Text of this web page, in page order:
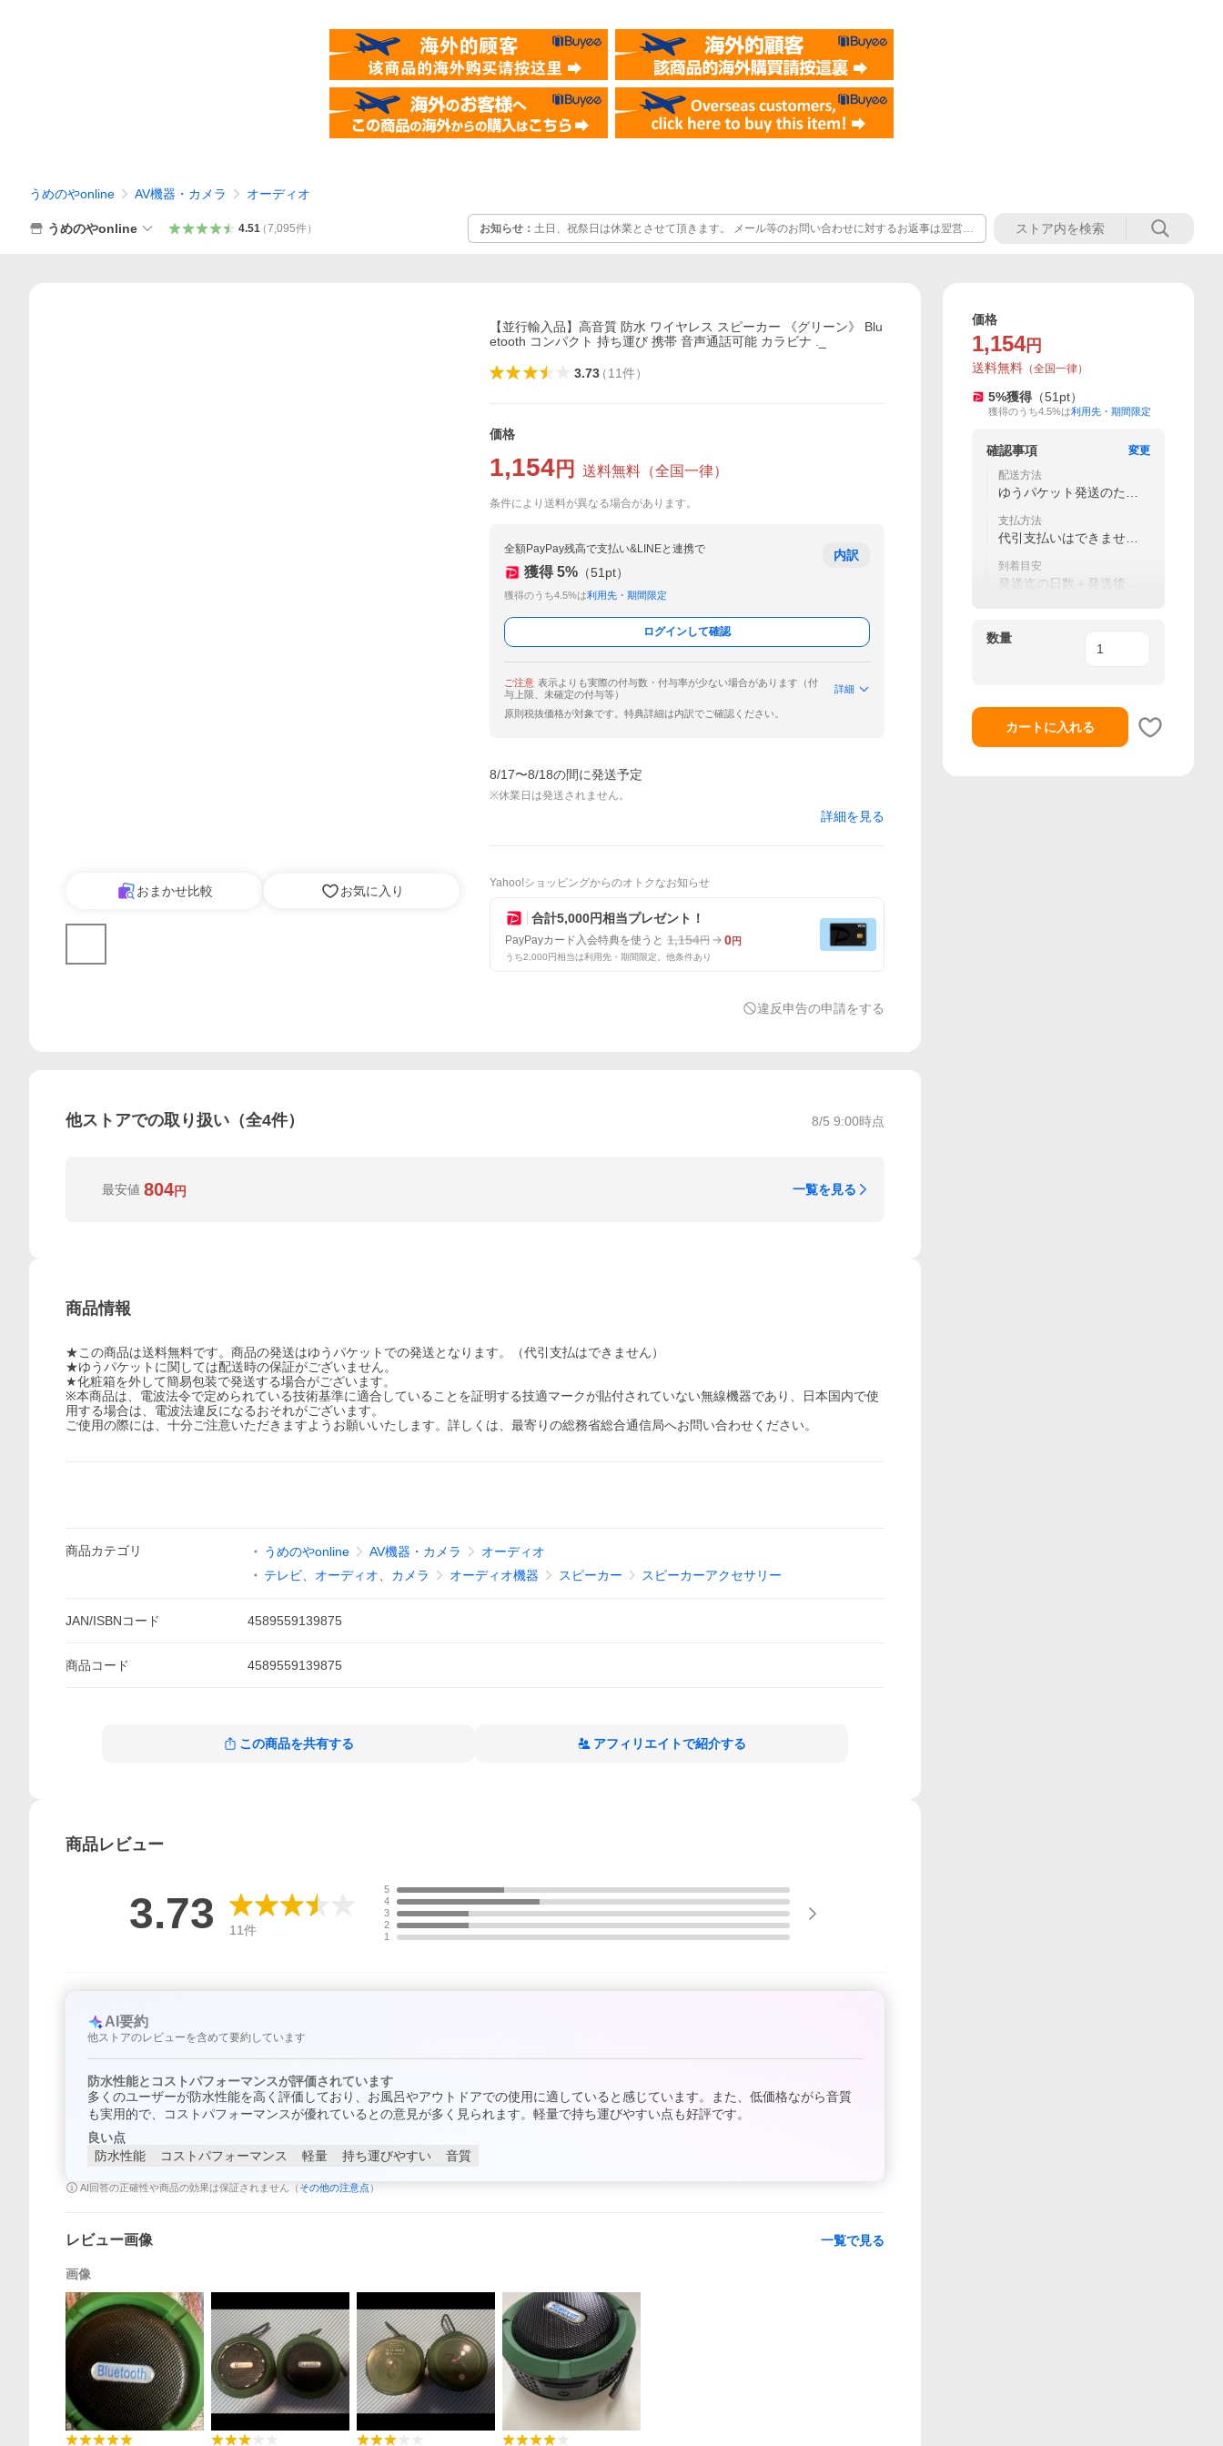
うめのやonline AV機器・カメラ オーディオ
うめのやonline 4.51（7,095件） お知らせ： 土日、祝祭日は休業とさせて頂きます。 メール等のお問い合わせに対するお返事は翌営業
日から順次対応させて頂きます。 出来る限り迅速な対応を心掛けて参りますので、ご迷惑をお掛け致
おまかせ比較 お気に入り
【並行輸入品】高音質 防水 ワイヤレス スピーカー 《グリーン》 Blu
etooth コンパクト 持ち運び 携帯 音声通話可能 カラビナ ._
3.73（11件）
価格
1,154円 送料無料 （全国一律）
条件により送料が異なる場合があります。
全額PayPay残高で支払い&LINEと連携で
獲得 5% （51 pt）
獲得のうち4.5%は利用先・期間限定
内訳
ログインして確認
ご注意 表示よりも実際の付与数・付与率が少ない場合があります（付
与上限、未確定の付与等）
詳細
原則税抜価格が対象です。特典詳細は内訳でご確認ください。
8/17〜8/18の間に発送予定
※休業日は発送されません。
詳細を見る
Yahoo!ショッピングからのオトクなお知らせ
合計5,000円相当プレゼント！
PayPayカード入会特典を使うと 1,154円 0円
うち2,000円相当は利用先・期間限定。他条件あり
違反申告の申請をする
他ストアでの取り扱い（全4件） 8/5 9:00時点
最安値 804円 一覧を見る
商品情報
★この商品は送料無料です。商品の発送はゆうパケットでの発送となります。（代引支払はできません）
★ゆうパケットに関しては配送時の保証がございません。
★化粧箱を外して簡易包装で発送する場合がございます。
※本商品は、電波法令で定められている技術基準に適合していることを証明する技適マークが貼付されていない無線機器であり、日本国内で使
用する場合は、電波法違反になるおそれがございます。
ご使用の際には、十分ご注意いただきますようお願いいたします。詳しくは、最寄りの総務省総合通信局へお問い合わせください。
商品カテゴリ うめのやonline AV機器・カメラ
オーディオ
テレビ、オーディオ、カメラ
オーディオ機器 スピーカー スピーカーアクセサリー
JAN/ISBNコード 4589559139875
商品コード 4589559139875
この商品を共有する アフィリエイトで紹介する
商品レビュー
3.73 11件
5
4
3
2
1
AI要約
他ストアのレビューを含めて要約しています
防水性能とコストパフォーマンスが評価されています
多くのユーザーが防水性能を高く評価しており、お風呂やアウトドアでの使用に適していると感じています。また、低価格ながら音質
も実用的で、コストパフォーマンスが優れているとの意見が多く見られます。軽量で持ち運びやすい点も好評です。
良い点
防水性能
コストパフォーマンス 軽量 持ち運びやすい 音質
AI回答の正確性や商品の効果は保証されません（ その他の注意点 ）
レビュー画像 一覧で見る
画像
価格
1,154円
送料無料 （全国一律）
5%獲得 （51 pt）
獲得のうち4.5%は利用先・期間限定
確認事項
変更
配送方法
ゆうパケット発送のため
支払方法
代引支払いはできませ
到着目安
発送迄の日数＋発送後
数量
カートに入れる